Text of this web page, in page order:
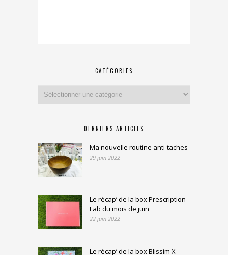
CATÉGORIES
DERNIERS ARTICLES
Ma nouvelle routine anti-taches
29 juin 2022
Le récap’ de la box Prescription
Lab du mois de juin
22 juin 2022
Le récap’ de la box Blissim X